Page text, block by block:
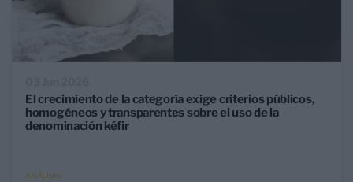
El crecimiento de la categoría exige criterios públicos,
homogéneos y transparentes sobre el uso de la
denominación kéfir
ANÁLISIS